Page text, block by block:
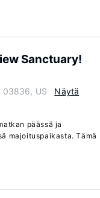
Sanctuary!
03836, US
Näytä
päässä ja
majoituspaikasta. Tämä